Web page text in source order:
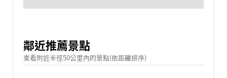
鄰近推薦景點
查看附近半徑50公里內的景點(依距離排序)